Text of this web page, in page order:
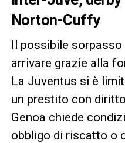
Norton-Cuffy
Il possibile
arrivare grazie alla
La Juventus si è
un prestito con
Genoa chiede
obbligo di riscatto o